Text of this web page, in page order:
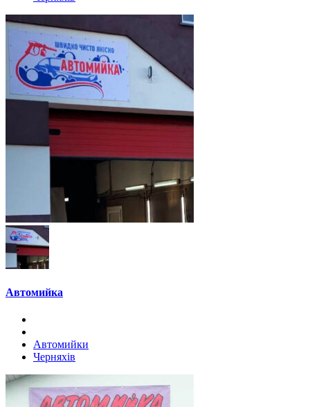
Автомийка
Автомийки
Черняхів